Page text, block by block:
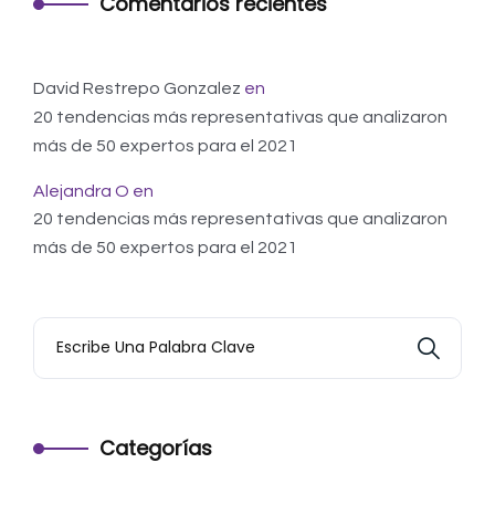
David Restrepo Gonzalez en
20 tendencias más representativas que analizaron
más de 50 expertos para el 2021
Alejandra O en
20 tendencias más representativas que analizaron
más de 50 expertos para el 2021
Categorías